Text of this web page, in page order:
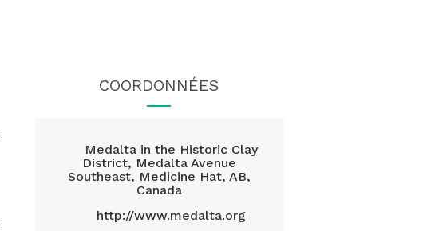
COORDONNÉES
Medalta in the Historic Clay
District, Medalta Avenue
Southeast, Medicine Hat, AB,
Canada
http://www.medalta.org